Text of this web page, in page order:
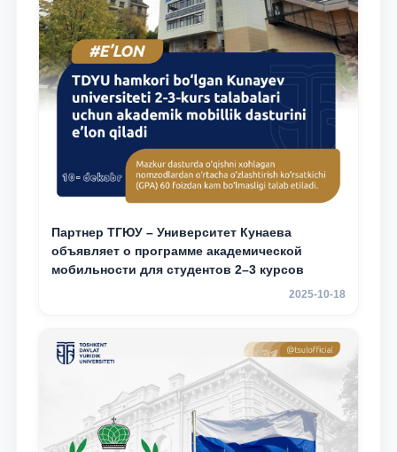
Партнер ТГЮУ – Университет Кунаева
объявляет о программе академической
мобильности для студентов 2–3 курсов
2025-10-18